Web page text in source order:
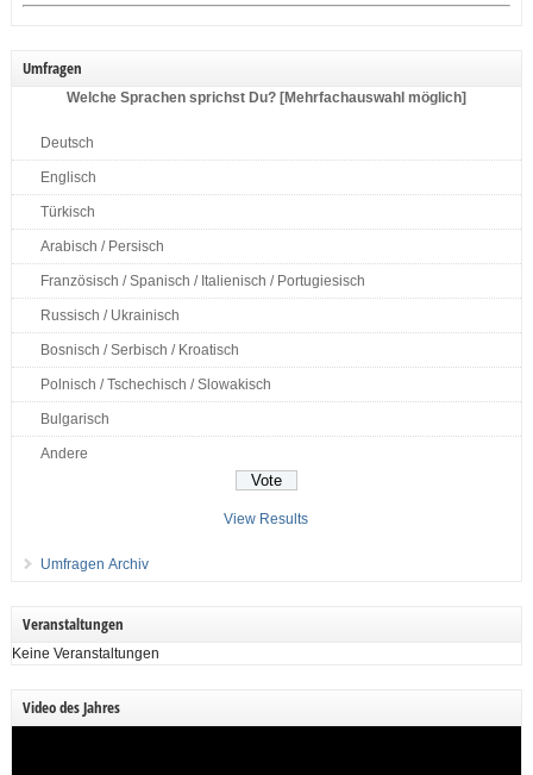
Umfragen
Welche Sprachen sprichst Du? [Mehrfachauswahl möglich]
Deutsch
Englisch
Türkisch
Arabisch / Persisch
Französisch / Spanisch / Italienisch / Portugiesisch
Russisch / Ukrainisch
Bosnisch / Serbisch / Kroatisch
Polnisch / Tschechisch / Slowakisch
Bulgarisch
Andere
View Results
Umfragen Archiv
Veranstaltungen
Keine Veranstaltungen
Video des Jahres